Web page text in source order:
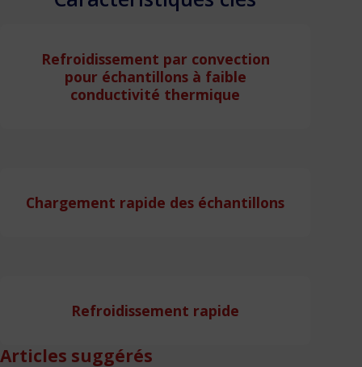
Refroidissement par convection
pour échantillons à faible
conductivité thermique
Chargement rapide des échantillons
Refroidissement rapide
Articles suggérés